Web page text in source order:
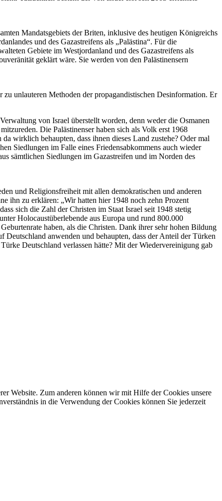
Mandatsgebiets der Briten, inklusive des heutigen Königreichs
und des Gazastreifens als „Palästina“. Für die
Gebiete im Westjordanland und des Gazastreifens als
geklärt wäre. Sie werden von den Palästinensern
unlauteren Methoden der propagandistischen Desinformation. Er
von Israel überstellt worden, denn weder die Osmanen
Die Palästinenser haben sich als Volk erst 1968
wirklich behaupten, dass ihnen dieses Land zustehe? Oder mal
Siedlungen im Falle eines Friedensabkommens auch wieder
sämtlichen Siedlungen im Gazastreifen und im Norden des
und Religionsfreiheit mit allen demokratischen und anderen
ihn zu erklären: „Wir hatten hier 1948 noch zehn Prozent
sich die Zahl der Christen im Staat Israel seit 1948 stetig
Holocaustüberlebende aus Europa und rund 800.000
haben, als die Christen. Dank ihrer sehr hohen Bildung
anwenden und behaupten, dass der Anteil der Türken
Deutschland verlassen hätte? Mit der Wiedervereinigung gab
Website. Zum anderen können wir mit Hilfe der Cookies unsere
in die Verwendung der Cookies können Sie jederzeit